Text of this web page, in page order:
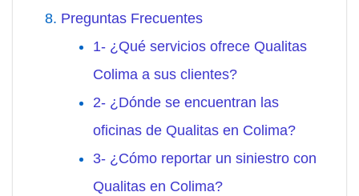
Preguntas Frecuentes
1- ¿Qué servicios ofrece Qualitas
Colima a sus clientes?
2- ¿Dónde se encuentran las
oficinas de Qualitas en Colima?
3- ¿Cómo reportar un siniestro con
Qualitas en Colima?